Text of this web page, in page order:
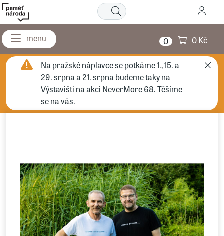
0 0 Kč
Na pražské náplavce se potkáme 1., 15. a
29. srpna a 21. srpna budeme taky na
Výstavišti na akci NeverMore 68. Těšíme
se na vás.